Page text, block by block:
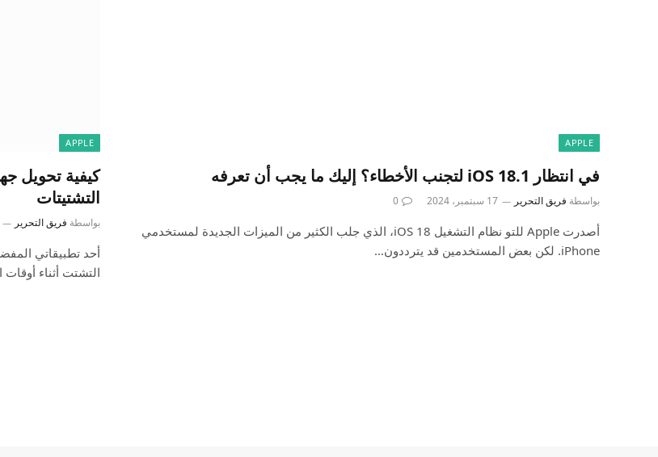
APPLE
في انتظار iOS 18.1 لتجنب الأخطاء؟ إليك ما يجب أن تعرفه
بواسطة فريق التحرير 17 سبتمبر، 2024 0
أصدرت Apple للتو نظام التشغيل iOS 18، الذي جلب الكثير من الميزات الجديدة لمستخدمي
iPhone. لكن بعض المستخدمين قد يترددون…
APPLE
التشتيتات
بواسطة فريق التحرير
التشتت أثناء